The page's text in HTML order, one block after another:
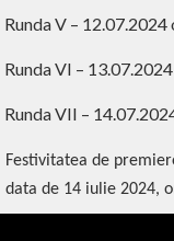
Runda V –
Runda VI –
Runda VII –
Festivitatea de
data de 14 iulie 2024,